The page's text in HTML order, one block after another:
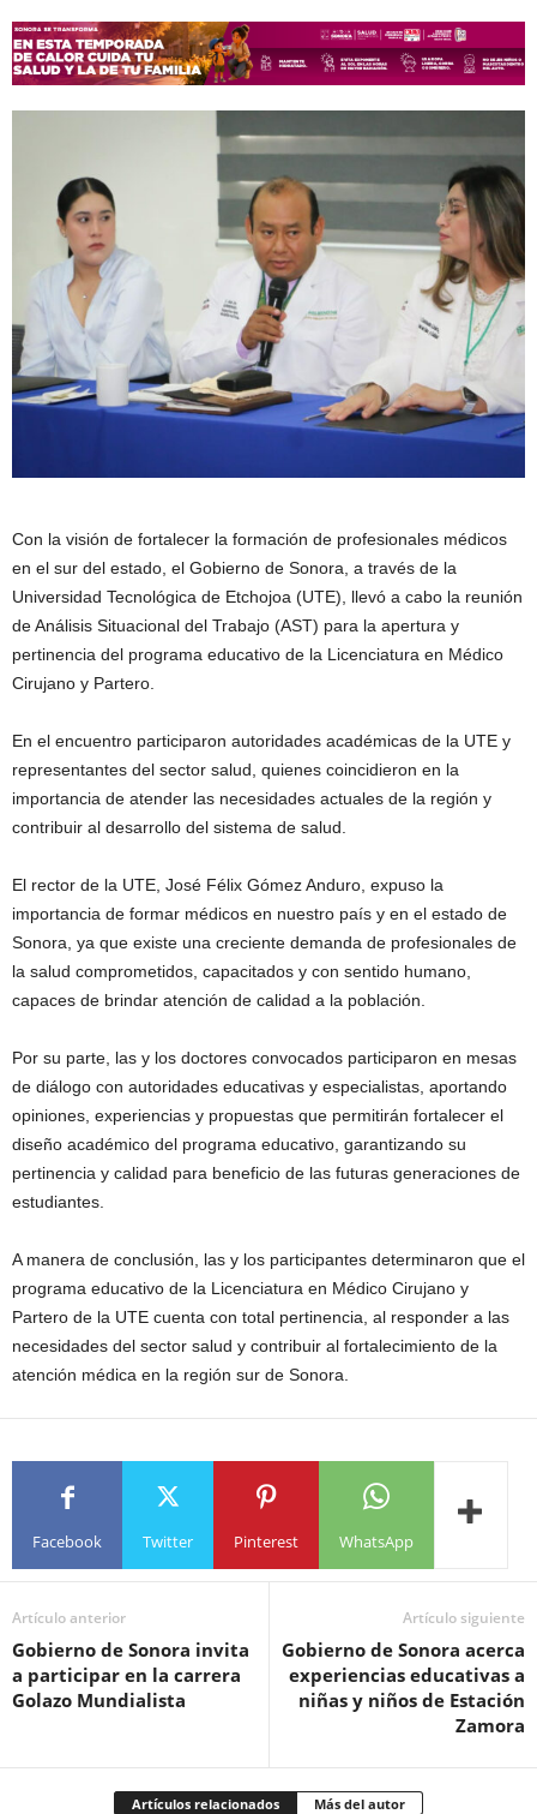
Con la visión de fortalecer la formación de profesionales médicos
en el sur del estado, el Gobierno de Sonora, a través de la
Universidad Tecnológica de Etchojoa (UTE), llevó a cabo la reunión
de Análisis Situacional del Trabajo (AST) para la apertura y
pertinencia del programa educativo de la Licenciatura en Médico
Cirujano y Partero.
En el encuentro participaron autoridades académicas de la UTE y
representantes del sector salud, quienes coincidieron en la
importancia de atender las necesidades actuales de la región y
contribuir al desarrollo del sistema de salud.
El rector de la UTE, José Félix Gómez Anduro, expuso la
importancia de formar médicos en nuestro país y en el estado de
Sonora, ya que existe una creciente demanda de profesionales de
la salud comprometidos, capacitados y con sentido humano,
capaces de brindar atención de calidad a la población.
Por su parte, las y los doctores convocados participaron en mesas
de diálogo con autoridades educativas y especialistas, aportando
opiniones, experiencias y propuestas que permitirán fortalecer el
diseño académico del programa educativo, garantizando su
pertinencia y calidad para beneficio de las futuras generaciones de
estudiantes.
A manera de conclusión, las y los participantes determinaron que el
programa educativo de la Licenciatura en Médico Cirujano y
Partero de la UTE cuenta con total pertinencia, al responder a las
necesidades del sector salud y contribuir al fortalecimiento de la
atención médica en la región sur de Sonora.
Facebook Twitter Pinterest WhatsApp
Artículo anterior
Gobierno de Sonora invita
a participar en la carrera
Golazo Mundialista
Artículo siguiente
Gobierno de Sonora acerca
experiencias educativas a
niñas y niños de Estación
Zamora
Artículos relacionados Más del autor